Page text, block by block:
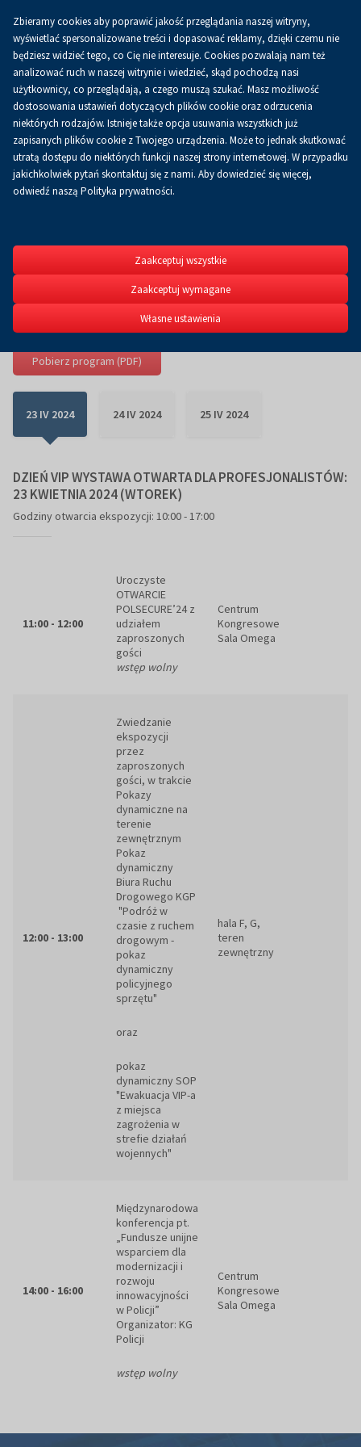
0.00 złKoszykPL
23-25.04.2024
POLSECURE Program targów
Program targów
Pobierz program (PDF)
23 IV 2024 24 IV 2024 25 IV 2024
DZIEŃ VIP WYSTAWA OTWARTA DLA PROFESJONALISTÓW:
23 KWIETNIA 2024 (WTOREK)
Godziny otwarcia ekspozycji: 10:00 - 17:00
11:00 - 12:00
Uroczyste
OTWARCIE
POLSECURE’24 z
udziałem
zaproszonych
gości
wstęp wolny
Centrum
Kongresowe
Sala Omega
12:00 - 13:00
Zwiedzanie
ekspozycji
przez
zaproszonych
gości, w trakcie
Pokazy
dynamiczne na
terenie
zewnętrznym
Pokaz
dynamiczny
Biura Ruchu
Drogowego KGP
"Podróż w
czasie z ruchem
drogowym -
pokaz
dynamiczny
policyjnego
sprzętu"
oraz
pokaz
dynamiczny SOP
"Ewakuacja VIP-a
z miejsca
zagrożenia w
strefie działań
wojennych"
hala F, G,
teren
zewnętrzny
14:00 - 16:00
Międzynarodowa
konferencja pt.
„Fundusze unijne
wsparciem dla
modernizacji i
rozwoju
innowacyjności
w Policji”
Organizator: KG
Policji
wstęp wolny
Centrum
Kongresowe
Sala Omega
Zbieramy cookies aby poprawić jakość przeglądania naszej witryny,
wyświetlać spersonalizowane treści i dopasować reklamy, dzięki czemu nie
będziesz widzieć tego, co Cię nie interesuje. Cookies pozwalają nam też
analizować ruch w naszej witrynie i wiedzieć, skąd pochodzą nasi
użytkownicy, co przeglądają, a czego muszą szukać. Masz możliwość
dostosowania ustawień dotyczących plików cookie oraz odrzucenia
niektórych rodzajów. Istnieje także opcja usuwania wszystkich już
zapisanych plików cookie z Twojego urządzenia. Może to jednak skutkować
utratą dostępu do niektórych funkcji naszej strony internetowej. W przypadku
jakichkolwiek pytań skontaktuj się z nami. Aby dowiedzieć się więcej,
odwiedź naszą Polityka prywatności.
Zaakceptuj wszystkie
Zaakceptuj wymagane
Własne ustawienia